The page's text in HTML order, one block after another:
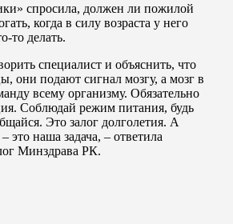
спросила, должен ли пожилой
когда в силу возраста у него
то делать.
специалист и объяснить, что
они подают сигнал мозгу, а мозг в
всему организму. Обязательно
Соблюдай режим питания, будь
Это залог долголетия. А
это наша задача, – ответила
Минздрава РК.